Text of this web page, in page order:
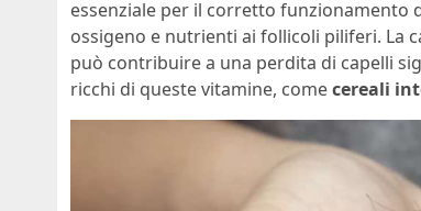
essenziale per il corretto
ossigeno e nutrienti ai follicoli piliferi. La
può contribuire a una perdita di capelli
ricchi di queste vitamine, comecereali